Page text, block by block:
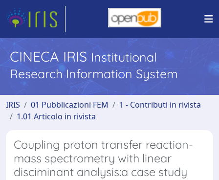
CINECA IRIS Institutional
Research Information System
IRIS 01 Pubblicazioni FEM
1 - Contributi in rivista
1.01 Articolo in rivista
Coupling proton transfer reaction-
mass spectrometry with linear
disciminant analysis:a case study